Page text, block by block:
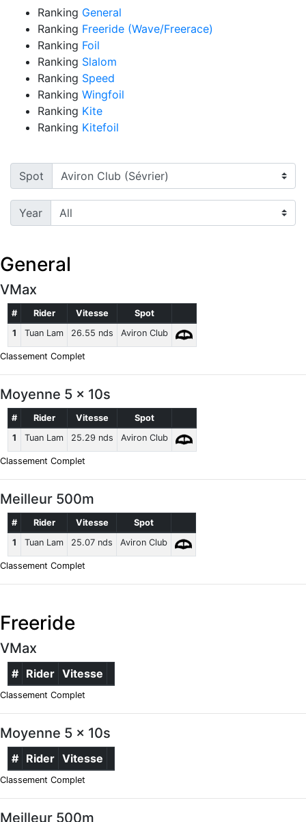
Ranking General
Ranking Freeride (Wave/Freerace)
Ranking Foil
Ranking Slalom
Ranking Speed
Ranking Wingfoil
Ranking Kite
Ranking Kitefoil
Spot
Year
General
VMax
# Rider Vitesse
Spot
1
Tuan Lam 26.55 nds Aviron Club
Classement Complet
Moyenne 5 x 10s
# Rider Vitesse
Spot
1
Tuan Lam 25.29 nds Aviron Club
Classement Complet
Meilleur 500m
# Rider Vitesse
Spot
1
Tuan Lam 25.07 nds Aviron Club
Classement Complet
Freeride
VMax
# Rider Vitesse
Classement Complet
Moyenne 5 x 10s
# Rider Vitesse
Classement Complet
Meilleur 500m